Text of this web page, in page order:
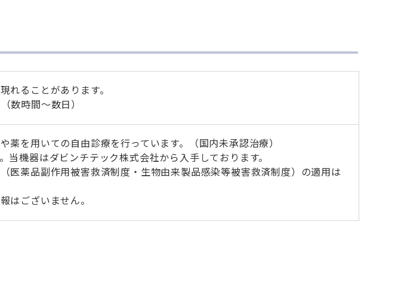
れることがあります。
数時間～数日）
薬を用いての自由診療を行っています。（国内未承認治療）
当機器はダビンチテック株式会社から入手しております。
医薬品副作用被害救済制度・生物由来製品感染等被害救済制度）の適用は
はございません。